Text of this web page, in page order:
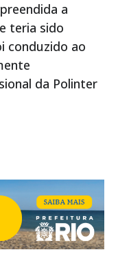
a
teria sido
conduzido ao
da Polinter